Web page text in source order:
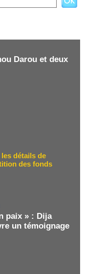
Darou et deux
détails de
des fonds
paix » : Dija
un témoignage